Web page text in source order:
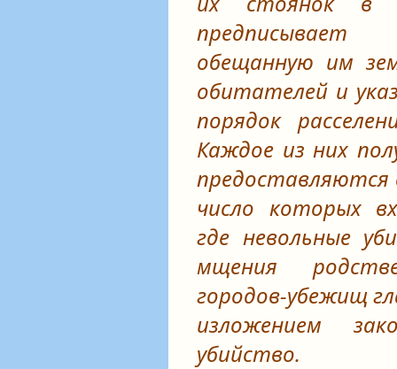
обещанную им
обитателей и
порядок
Каждое из них
предоставляются
число которых
где невольные
мщения
городов-убежищ
изложением
убийство.